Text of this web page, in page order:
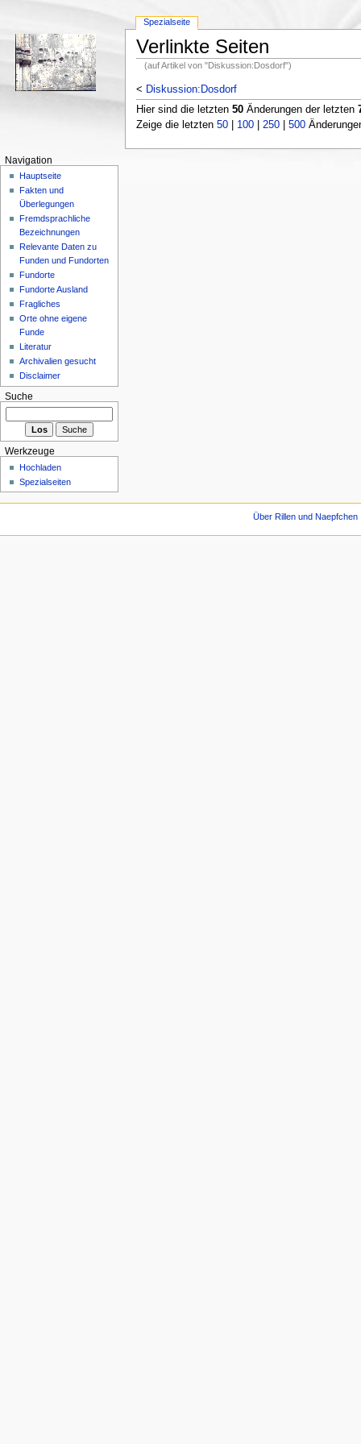
Verlinkte Seiten
(auf Artikel von "Diskussion:Dosdorf")
< Diskussion:Dosdorf
Hier sind die letzten 50Änderungen der letzten
Zeige die letzten 50| 100| 250| 500
Spezialseite
Navigation
Hauptseite
Fakten und
Überlegungen
Fremdsprachliche
Bezeichnungen
Relevante Daten zu
Funden und Fundorten
Fundorte
Fundorte Ausland
Fragliches
Orte ohne eigene
Funde
Literatur
Archivalien gesucht
Disclaimer
Suche
Werkzeuge
Hochladen
Spezialseiten
Über Rillen und Naepfchen